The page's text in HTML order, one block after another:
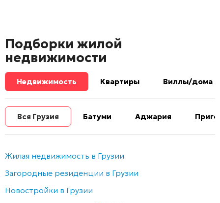
Подборки жилой
недвижимости
Недвижимость Квартиры Виллы/дома
Вся Грузия Батуми Аджария
Жилая недвижимость в Грузии
Загородные резиденции в Грузии
Новостройки в Грузии